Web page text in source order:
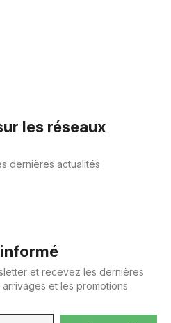
les réseaux
dernières actualités
et recevez les dernières
et les promotions